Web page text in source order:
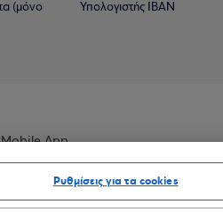
(μόνο
Υπολογιστής IBAN
App
Ρυθμίσεις για τα cookies